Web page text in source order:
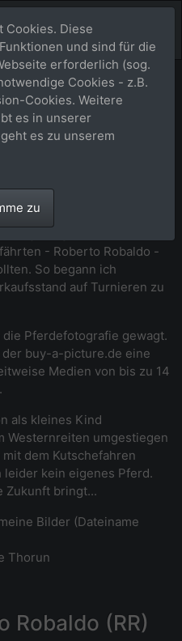
buy-a-picture.de. Bei mir
- Roberto Robaldo -
So begann ich
auf Turnieren zu
Pferdefotografie gewagt.
buy-a-picture.de eine
Medien von bis zu 14
als kleines Kind
Westernreiten umgestiegen
dem Kutschefahren
kein eigenes Pferd.
Zukunft bringt...
Bilder (Dateiname
Thorun
Robaldo (RR)
Cookies. Diese
und sind für die
erforderlich (sog.
Cookies - z.B.
Cookies. Weitere
es in unserer
es zu unserem
zu